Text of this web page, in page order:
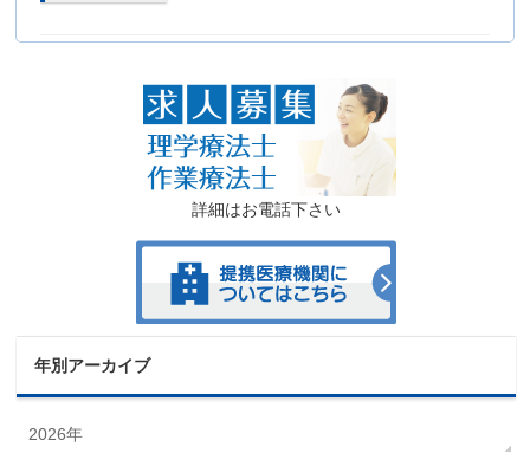
詳細はお電話下さい
年別アーカイブ
2026年